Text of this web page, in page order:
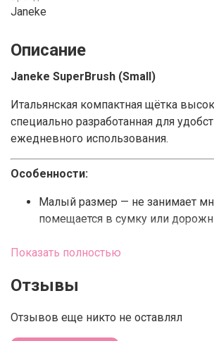
Janeke
Описание
Janeke SuperBrush (Small)
Итальянская компактная щётка
специально разработанная для
ежедневного использования.
Особенности:
Малый размер — не занимает
помещается в сумку или
Натуральная щетина — помогает
придавая им блеск и гладкость
корпус выдерживает
Показать полностью
Отзывы
Отзывов еще никто не оставлял